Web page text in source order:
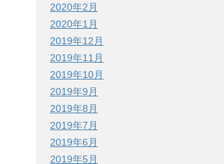
2020年2月
2020年1月
2019年12月
2019年11月
2019年10月
2019年9月
2019年8月
2019年7月
2019年6月
2019年5月